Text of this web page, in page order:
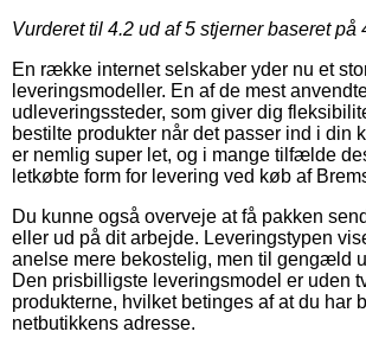
Vurderet til 4.2 ud af 5 stjerner baseret på
En række internet selskaber yder nu et
leveringsmodeller. En af de mest
udleveringssteder, som giver dig
bestilte produkter når det passer ind i din
er nemlig super let, og i mange tilfælde
letkøbte form for levering ved køb af
Du kunne også overveje at få pakken
eller ud på dit arbejde. Leveringstypen
anelse mere bekostelig, men til gengæld
Den prisbilligste leveringsmodel er uden
produkterne, hvilket betinges af at du
netbutikkens adresse.